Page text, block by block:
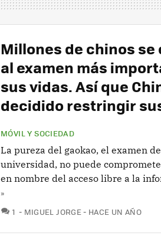
Millones de chinos
al examen más
sus vidas. Así que
decidido restringir
MÓVIL Y SOCIEDAD
La pureza del gaokao, el examen
universidad, no puede
en nombre del acceso libre a la
»
1 COMENTARIOS
MIGUEL JORGE HACE UN AÑO